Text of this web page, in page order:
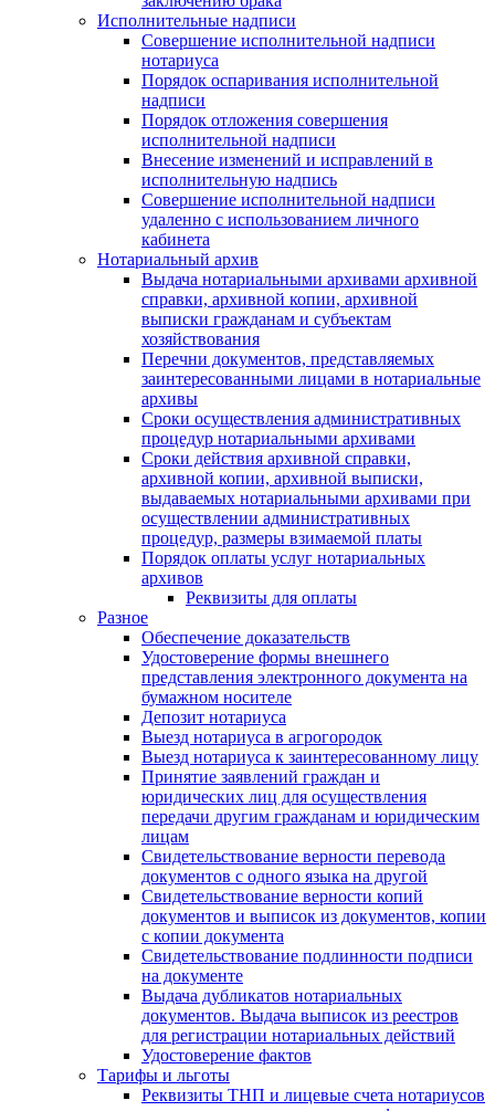
Исполнительные надписи
Совершение исполнительной надписи
нотариуса
Порядок оспаривания исполнительной
надписи
Порядок отложения совершения
исполнительной надписи
Внесение изменений и исправлений в
исполнительную надпись
Совершение исполнительной надписи
удаленно с использованием личного
кабинета
Нотариальный архив
Выдача нотариальными архивами архивной
справки, архивной копии, архивной
выписки гражданам и субъектам
хозяйствования
Перечни документов, представляемых
заинтересованными лицами в нотариальные
архивы
Сроки осуществления административных
процедур нотариальными архивами
Сроки действия архивной справки,
архивной копии, архивной выписки,
выдаваемых нотариальными архивами при
осуществлении административных
процедур, размеры взимаемой платы
Порядок оплаты услуг нотариальных
архивов
Реквизиты для оплаты
Разное
Обеспечение доказательств
Удостоверение формы внешнего
представления электронного документа на
бумажном носителе
Депозит нотариуса
Выезд нотариуса в агрогородок
Выезд нотариуса к заинтересованному лицу
Принятие заявлений граждан и
юридических лиц для осуществления
передачи другим гражданам и юридическим
лицам
Свидетельствование верности перевода
документов с одного языка на другой
Свидетельствование верности копий
документов и выписок из документов, копии
с копии документа
Свидетельствование подлинности подписи
на документе
Выдача дубликатов нотариальных
документов. Выдача выписок из реестров
для регистрации нотариальных действий
Удостоверение фактов
Тарифы и льготы
Реквизиты ТНП и лицевые счета нотариусов